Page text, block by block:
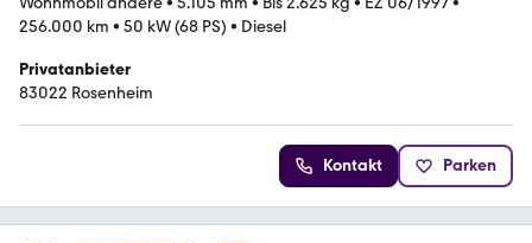
256.000 km • 50 kW (68 PS) • Diesel
Privatanbieter
83022 Rosenheim
Kontakt Parken